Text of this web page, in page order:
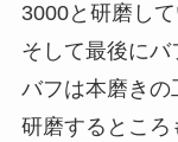
3000と研磨して
そして最後にバ
バフは本磨き
研磨するところ